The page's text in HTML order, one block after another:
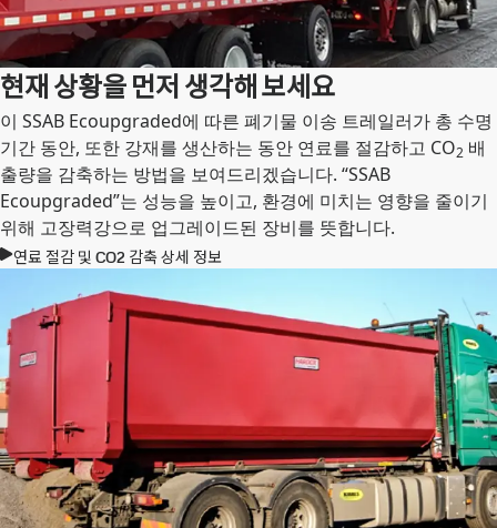
현재 상황을 먼저 생각해 보세요
이 SSAB Ecoupgraded에 따른 폐기물 이송 트레일러가 총 수명
기간 동안, 또한 강재를 생산하는 동안 연료를 절감하고 CO2 배
출량을 감축하는 방법을 보여드리겠습니다. “SSAB
Ecoupgraded”는 성능을 높이고, 환경에 미치는 영향을 줄이기
위해 고장력강으로 업그레이드된 장비를 뜻합니다.
연료 절감 및 CO2 감축 상세 정보